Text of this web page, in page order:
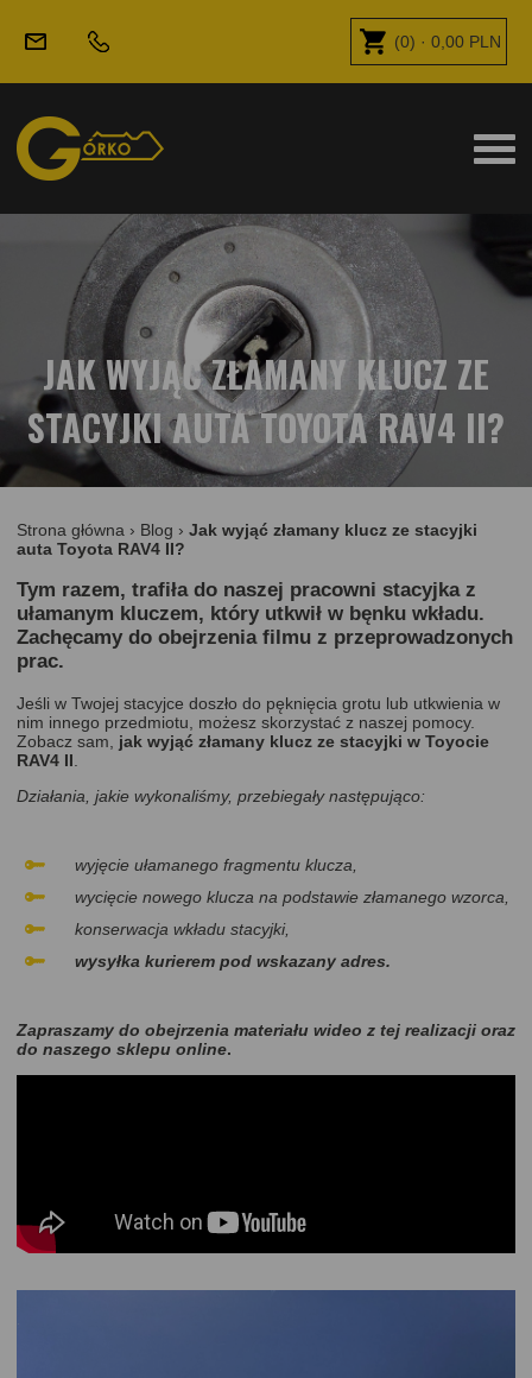
(0) · 0,00 PLN
JAK WYJĄĆ ZŁAMANY KLUCZ ZE
STACYJKI AUTA TOYOTA RAV4 II?
Strona główna › Blog › Jak wyjąć złamany klucz ze stacyjki
auta Toyota RAV4 II?
Tym razem, trafiła do naszej pracowni stacyjka z
ułamanym kluczem, który utkwił w bęnku wkładu.
Zachęcamy do obejrzenia filmu z przeprowadzonych
prac.
Jeśli w Twojej stacyjce doszło do pęknięcia grotu lub utkwienia w
nim innego przedmiotu, możesz skorzystać z naszej pomocy.
Zobacz sam, jak wyjąć złamany klucz ze stacyjki w Toyocie
RAV4 II
Działania, jakie wykonaliśmy, przebiegały następująco:
wyjęcie ułamanego fragmentu klucza,
wycięcie nowego klucza na podstawie złamanego wzorca,
konserwacja wkładu stacyjki,
wysyłka kurierem pod wskazany adres.
Zapraszamy do obejrzenia materiału wideo z tej realizacji oraz
do naszego sklepu online.